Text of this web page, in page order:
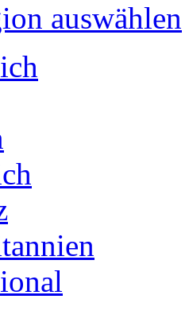
auswählen